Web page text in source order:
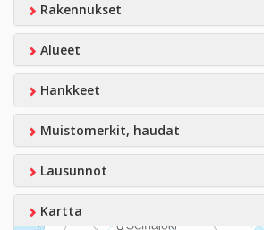
Rakennukset
Alueet
Hankkeet
Muistomerkit, haudat
Lausunnot
Kartta